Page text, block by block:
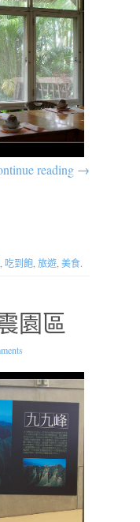
reading →
吃到飽 旅遊 美食.
園區